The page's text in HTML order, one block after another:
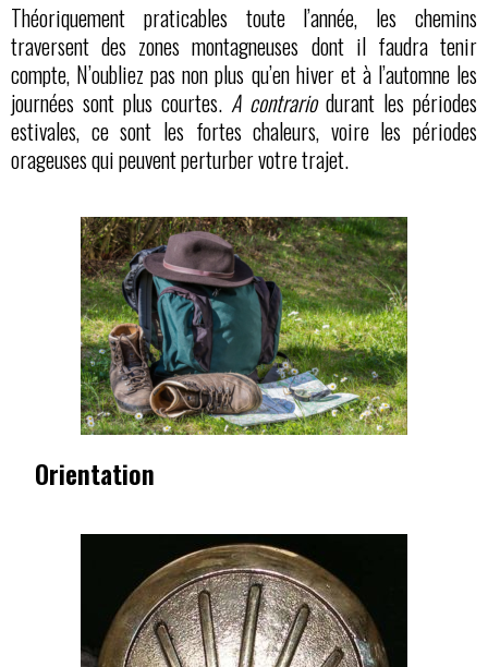
Théoriquement praticables toute l’année, les chemins
traversent des zones montagneuses dont il faudra tenir
compte, N’oubliez pas non plus qu’en hiver et à l’automne les
journées sont plus courtes. A contrariodurant les périodes
estivales, ce sont les fortes chaleurs, voire les périodes
orageuses qui peuvent perturber votre trajet.
Orientation